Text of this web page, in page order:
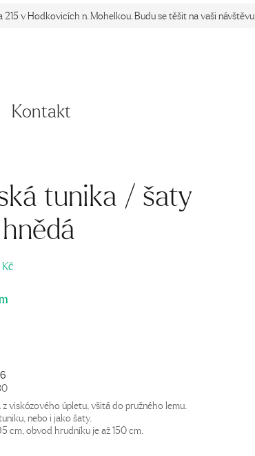
v Hodkovicích n. Mohelkou. Budu se těšit na vaši návštěvu.
Kontakt
tunika / šaty
Kč
viskózového úpletu, všitá do pružného lemu.
nebo i jako šaty.
cm, obvod hrudníku je až 150 cm.